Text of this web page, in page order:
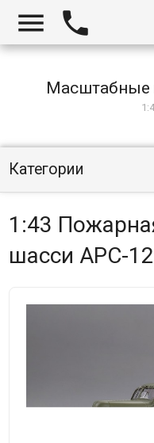
 
Масштабные
Категории
1:43
шасси АРС-